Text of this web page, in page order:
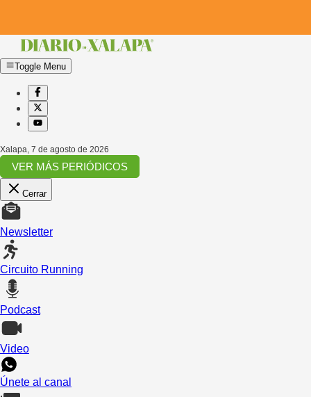
Toggle Menu
Xalapa, 7 de agosto de 2026
VER MÁS PERIÓDICOS
Cerrar
Newsletter
Circuito Running
Podcast
Video
Únete al canal